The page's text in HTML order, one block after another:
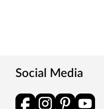
Social Media